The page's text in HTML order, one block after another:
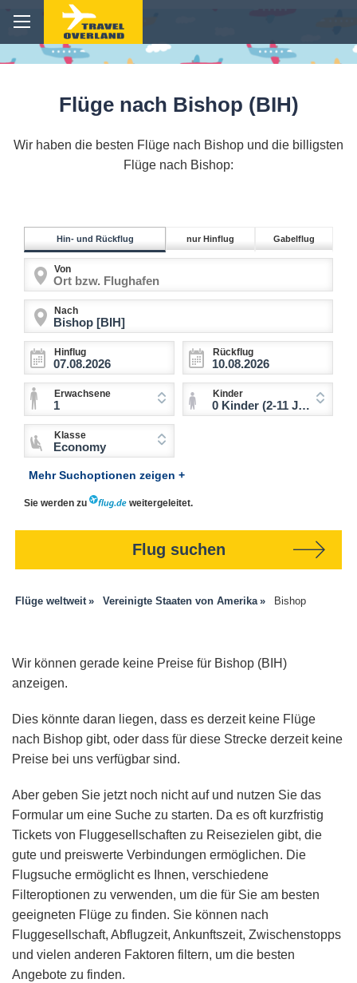
Flüge nach Bishop (BIH)
Wir haben die besten Flüge nach Bishop und die billigsten
Flüge nach Bishop:
Hin- und Rückflug nur Hinflug Gabelflug
Von
Nach
Hinflug Rückflug
Erwachsene
1
Kinder
0 Kinder (2-11 Jahre)
Klasse
Economy
Mehr Suchoptionen zeigen +
Sie werden zu weitergeleitet.
Flug suchen
Flüge weltweit Vereinigte Staaten von Amerika Bishop
Wir können gerade keine Preise für Bishop (BIH)
anzeigen.
Dies könnte daran liegen, dass es derzeit keine Flüge
nach Bishop gibt, oder dass für diese Strecke derzeit keine
Preise bei uns verfügbar sind.
Aber geben Sie jetzt noch nicht auf und nutzen Sie das
Formular um eine Suche zu starten. Da es oft kurzfristig
Tickets von Fluggesellschaften zu Reisezielen gibt, die
gute und preiswerte Verbindungen ermöglichen. Die
Flugsuche ermöglicht es Ihnen, verschiedene
Filteroptionen zu verwenden, um die für Sie am besten
geeigneten Flüge zu finden. Sie können nach
Fluggesellschaft, Abflugzeit, Ankunftszeit, Zwischenstopps
und vielen anderen Faktoren filtern, um die besten
Angebote zu finden.